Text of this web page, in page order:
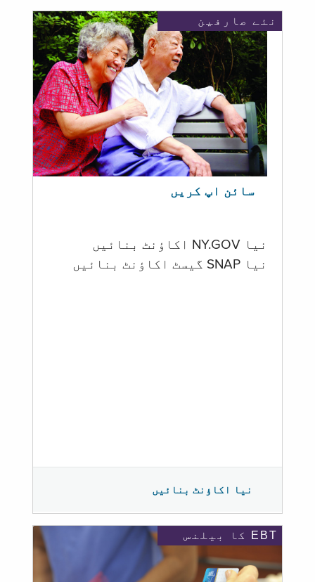
نئے صارفین
سائن اپ کریں
نیا NY.GOV اکاؤنٹ بنائیں
نیا SNAP گیسٹ اکاؤنٹ بنائیں
نیا اکاؤنٹ بنائیں
EBT کا بیلنس